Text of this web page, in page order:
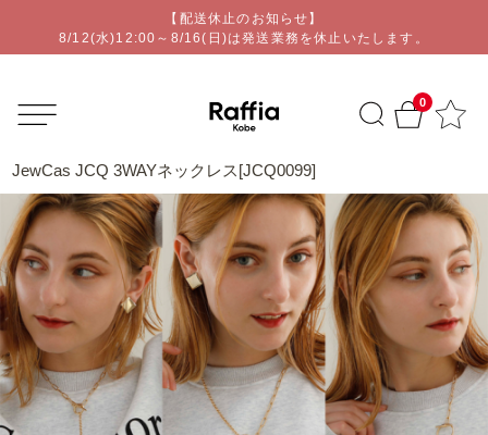
【配送休止のお知らせ】
8/12(水)12:00～8/16(日)は発送業務を休止いたします。
0
オリジナルアクセサリー通販ショップ | Raffia kobe
JewCas JCQ 3WAYネックレス[JCQ0099]